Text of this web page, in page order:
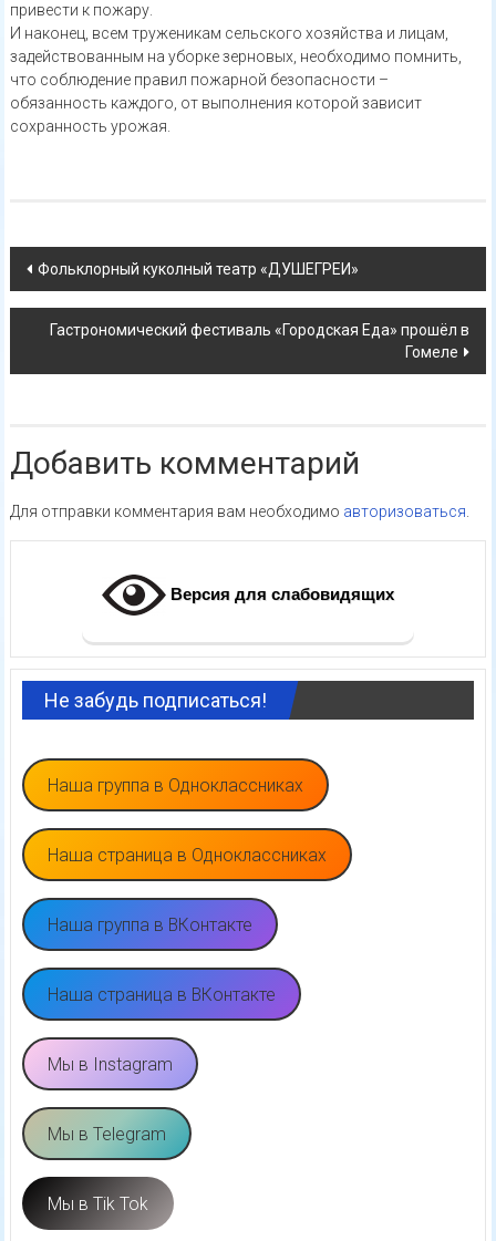
привести к пожару.
И наконец, всем труженикам сельского хозяйства и лицам,
задействованным на уборке зерновых, необходимо помнить,
что соблюдение правил пожарной безопасности –
обязанность каждого, от выполнения которой зависит
сохранность урожая.
Навигация
по
записям
Фольклорный куколный театр «ДУШЕГРЕИ»
Гастрономический фестиваль «Городская Еда» прошёл в
Гомеле
Добавить комментарий
Для отправки комментария вам необходимо авторизоваться
Версия для слабовидящих
Не забудь подписаться!
Наша группа в Одноклассниках
Наша страница в Одноклассниках
Наша группа в ВКонтакте
Наша страница в ВКонтакте
Мы в Instagram
Мы в Telegram
Мы в Tik Tok